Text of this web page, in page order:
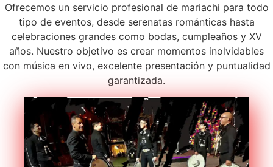
Ofrecemos un servicio profesional de mariachi para todo
tipo de eventos, desde serenatas románticas hasta
celebraciones grandes como bodas, cumpleaños y XV
años. Nuestro objetivo es crear momentos inolvidables
con música en vivo, excelente presentación y puntualidad
garantizada.